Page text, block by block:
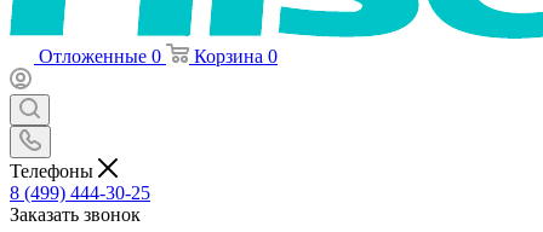
Отложенные 0 Корзина 0
Телефоны
8 (499) 444-30-25
Заказать звонок